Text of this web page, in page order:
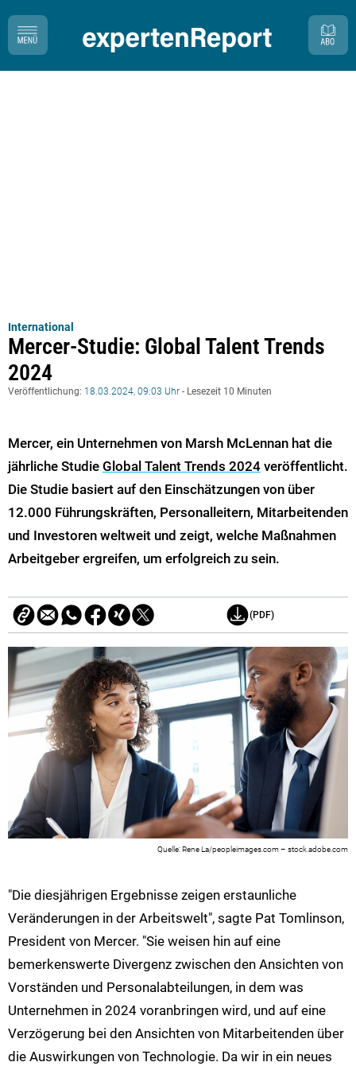
International
Mercer-Studie: Global Talent Trends
2024
Veröffentlichung: 18.03.2024, 09:03 Uhr - Lesezeit 10 Minuten
Mercer, ein Unternehmen von Marsh McLennan hat die
jährliche Studie Global Talent Trends 2024 veröffentlicht.
Die Studie basiert auf den Einschätzungen von über
12.000 Führungskräften, Personalleitern, Mitarbeitenden
und Investoren weltweit und zeigt, welche Maßnahmen
Arbeitgeber ergreifen, um erfolgreich zu sein.
(PDF)
Rene La/peopleimages.com – stock.adobe.com
"Die diesjährigen Ergebnisse zeigen erstaunliche
Veränderungen in der Arbeitswelt", sagte Pat Tomlinson,
President von Mercer. "Sie weisen hin auf eine
bemerkenswerte Divergenz zwischen den Ansichten von
Vorständen und Personalabteilungen, in dem was
Unternehmen in 2024 voranbringen wird, und auf eine
Verzögerung bei den Ansichten von Mitarbeitenden über
die Auswirkungen von Technologie. Da wir in ein neues